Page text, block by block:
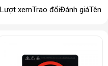
Lượt xemTrao đổiĐánh giáTên